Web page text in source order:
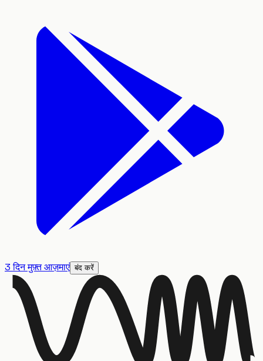
3 दिन मुफ़्त आज़माएं बंद करें